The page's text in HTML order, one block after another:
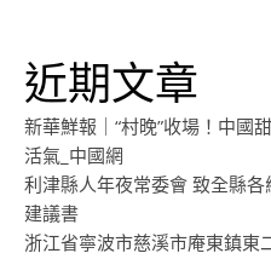
近期文章
新華鮮報｜“村晚”收場！中國
活氣_中國網
利津縣人年夜常委會 致全縣
建議書
浙江省寧波市慈溪市庵東鎮